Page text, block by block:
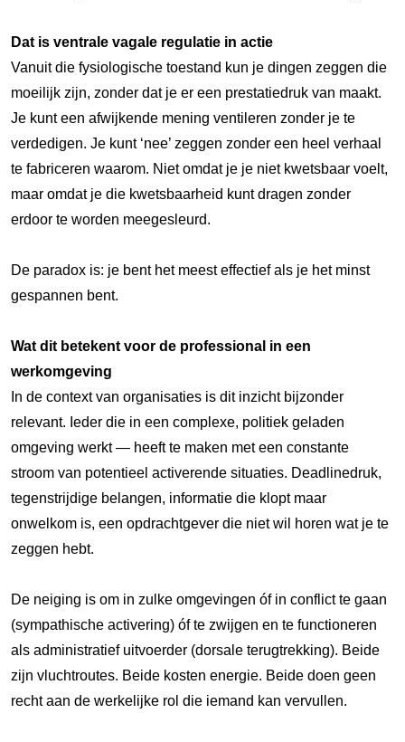
Dat is ventrale vagale regulatie in actie
Vanuit die fysiologische toestand kun je dingen zeggen die
moeilijk zijn, zonder dat je er een prestatiedruk van maakt.
Je kunt een afwijkende mening ventileren zonder je te
verdedigen. Je kunt ‘nee’ zeggen zonder een heel verhaal
te fabriceren waarom. Niet omdat je je niet kwetsbaar voelt,
maar omdat je die kwetsbaarheid kunt dragen zonder
erdoor te worden meegesleurd.
De paradox is: je bent het meest effectief als je het minst
gespannen bent.
Wat dit betekent voor de professional in een
werkomgeving
In de context van organisaties is dit inzicht bijzonder
relevant. Ieder die in een complexe, politiek geladen
omgeving werkt — heeft te maken met een constante
stroom van potentieel activerende situaties. Deadlinedruk,
tegenstrijdige belangen, informatie die klopt maar
onwelkom is, een opdrachtgever die niet wil horen wat je te
zeggen hebt.
De neiging is om in zulke omgevingen óf in conflict te gaan
(sympathische activering) óf te zwijgen en te functioneren
als administratief uitvoerder (dorsale terugtrekking). Beide
zijn vluchtroutes. Beide kosten energie. Beide doen geen
recht aan de werkelijke rol die iemand kan vervullen.